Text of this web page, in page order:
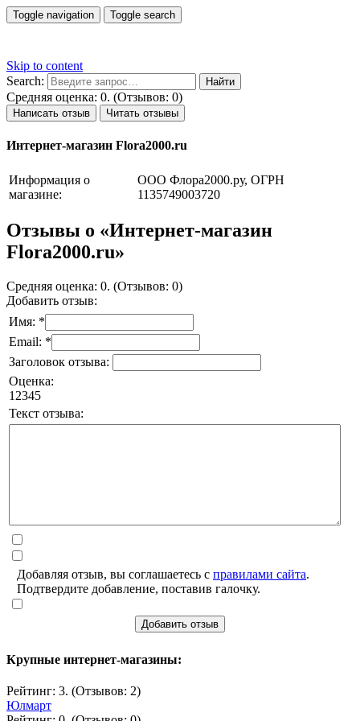
Toggle navigation Toggle search
Skip to content
Search:
Средняя оценка: 0. (Отзывов: 0)
Написать отзыв Читать отзывы
Интернет-магазин Flora2000.ru
Информация о
магазине:
ООО Флора2000.ру, ОГРН
1135749003720
Отзывы о «Интернет-магазин
Flora2000.ru»
Средняя оценка: 0. (Отзывов: 0)
Добавить отзыв:
Имя: *
Email: *
Заголовок отзыва:
Оценка:
1 2345
Текст отзыва:
Добавляя отзыв, вы соглашаетесь с правилами сайта.
Подтвердите добавление, поставив галочку.
Добавить отзыв
Крупные интернет-магазины:
Рейтинг: 3. (Отзывов: 2)
Юлмарт